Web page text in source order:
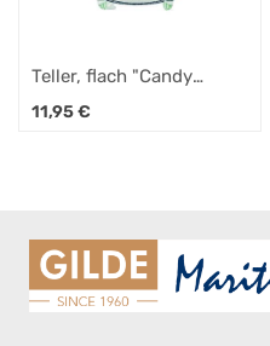
Teller, flach "Candy
Stripe" 20 cm
11,95€